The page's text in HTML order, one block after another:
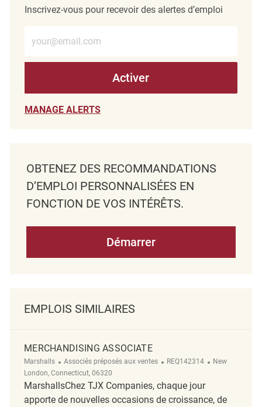
Inscrivez-vous pour recevoir des alertes d’emploi
Activer
MANAGE ALERTS
OBTENEZ DES RECOMMANDATIONS
D’EMPLOI PERSONNALISÉES EN
FONCTION DE VOS INTÉRÊTS.
Démarrer
EMPLOIS SIMILAIRES
MERCHANDISING ASSOCIATE
Marshalls Catégorie
Associés préposés aux ventes ReqId
REQ142314 Emplacement
New
London, Connecticut, 06320
MarshallsChez TJX Companies, chaque jour
apporte de nouvelles occasions de croissance, de